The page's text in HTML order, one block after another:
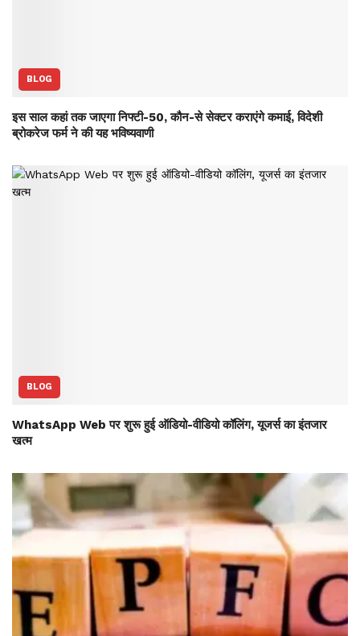
BLOG
इस साल कहां तक जाएगा निफ्टी-50, कौन-से सेक्‍टर कराएंगे कमाई, विदेशी
ब्रोकरेज फर्म ने की यह भविष्‍यवाणी
BLOG
WhatsApp Web पर शुरू हुई ऑडियो-वीडियो कॉलिंग, यूजर्स का इंतजार
खत्म